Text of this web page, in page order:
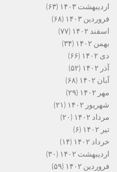
اردیبهشت ۱۴۰۳
(۶۳)
فروردین ۱۴۰۳
(۶۸)
اسفند ۱۴۰۲
(۷۷)
بهمن ۱۴۰۲
(۳۴)
دی ۱۴۰۲
(۶۶)
آذر ۱۴۰۲
(۵۲)
آبان ۱۴۰۲
(۶۸)
مهر ۱۴۰۲
(۲۹)
شهریور ۱۴۰۲
(۲۱)
مرداد ۱۴۰۲
(۲۰)
تیر ۱۴۰۲
(۶)
خرداد ۱۴۰۲
(۱۴)
اردیبهشت ۱۴۰۲
(۳۰)
فروردین ۱۴۰۲
(۵۹)